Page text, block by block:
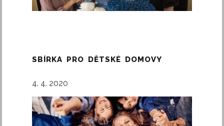
SBÍRKA PRO DĚTSKÉ DOMOVY
4. 4. 2020